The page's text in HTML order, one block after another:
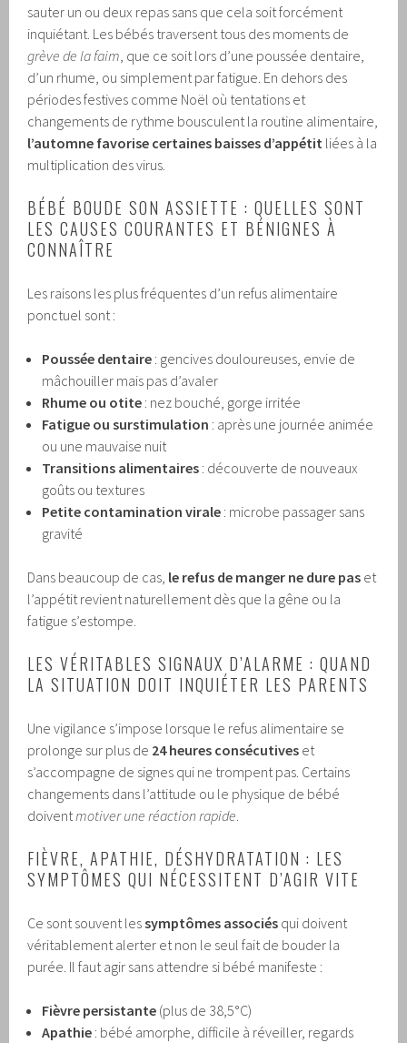
sauter un ou deux repas sans que cela soit forcément
inquiétant. Les bébés traversent tous des moments de
grève de la faim , que ce soit lors d’une poussée dentaire,
d’un rhume, ou simplement par fatigue. En dehors des
périodes festives comme Noël où tentations et
changements de rythme bousculent la routine alimentaire,
l’automne favorise certaines baisses d’appétit liées à la
multiplication des virus.
BÉBÉ BOUDE SON ASSIETTE : QUELLES SONT
LES CAUSES COURANTES ET BÉNIGNES À
CONNAÎTRE
Les raisons les plus fréquentes d’un refus alimentaire
ponctuel sont :
Poussée dentaire : gencives douloureuses, envie de
mâchouiller mais pas d’avaler
Rhume ou otite : nez bouché, gorge irritée
Fatigue ou surstimulation : après une journée animée
ou une mauvaise nuit
Transitions alimentaires : découverte de nouveaux
goûts ou textures
Petite contamination virale : microbe passager sans
gravité
Dans beaucoup de cas, le refus de manger ne dure pas et
l’appétit revient naturellement dès que la gêne ou la
fatigue s’estompe.
LES VÉRITABLES SIGNAUX D’ALARME : QUAND
LA SITUATION DOIT INQUIÉTER LES PARENTS
Une vigilance s’impose lorsque le refus alimentaire se
prolonge sur plus de 24 heures consécutives et
s’accompagne de signes qui ne trompent pas. Certains
changements dans l’attitude ou le physique de bébé
doivent motiver une réaction rapide
FIÈVRE, APATHIE, DÉSHYDRATATION : LES
SYMPTÔMES QUI NÉCESSITENT D’AGIR VITE
Ce sont souvent lessymptômes associés qui doivent
véritablement alerter et non le seul fait de bouder la
purée. Il faut agir sans attendre si bébé manifeste :
Fièvre persistante (plus de 38,5°C)
Apathie : bébé amorphe, difficile à réveiller, regards